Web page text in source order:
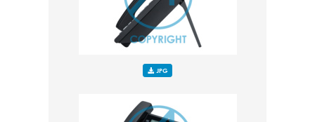
JPG